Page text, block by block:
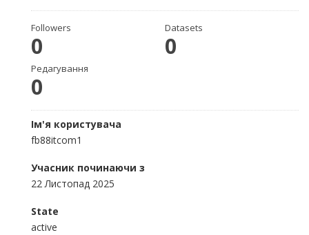
Followers
0
Datasets
0
Редагування
0
Ім'я користувача
fb88itcom1
Учасник починаючи з
22 Листопад 2025
State
active